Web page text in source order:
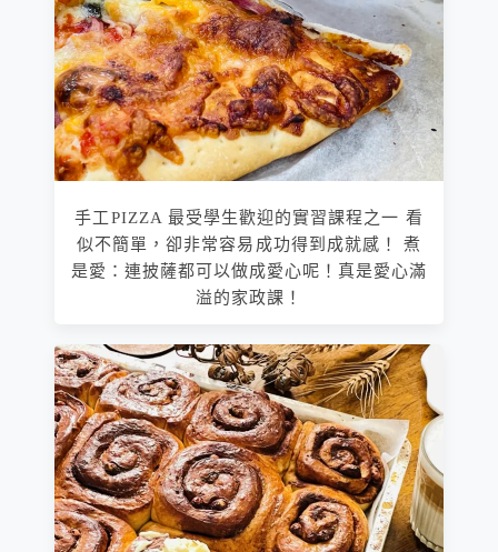
手工PIZZA 最受學生歡迎的實習課程之一 看
似不簡單，卻非常容易成功得到成就感！ 煮
是愛：連披薩都可以做成愛心呢！真是愛心滿
溢的家政課！